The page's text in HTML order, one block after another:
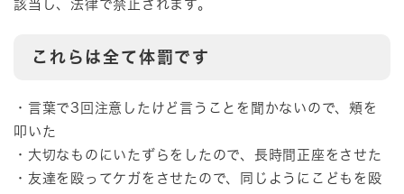
該当し、法律で禁止されます。
これらは全て体罰です
・言葉で3回注意したけど言うことを聞かないので、頬を
叩いた
・大切なものにいたずらをしたので、長時間正座をさせた
・友達を殴ってケガをさせたので、同じようにこどもを殴